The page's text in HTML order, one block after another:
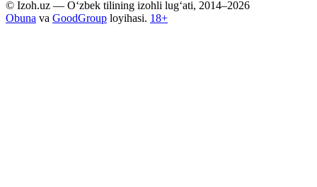
© Izoh.uz — O‘zbek tilining izohli lug‘ati, 2014–2026
Obuna va GoodGroup loyihasi. 18+